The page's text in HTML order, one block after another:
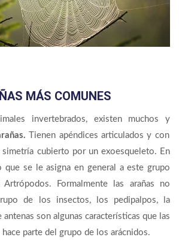
MÁS COMUNES
invertebrados, existen muchos y
Tienen apéndices articulados y con
cubierto por un exoesqueleto. En
que se le asigna en general a este grupo
Formalmente las arañas no
de los insectos, los pedipalpos, la
antenas son algunas características que las
parte del grupo de los arácnidos.